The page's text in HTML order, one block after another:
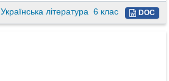
Українська література 6 клас DOC